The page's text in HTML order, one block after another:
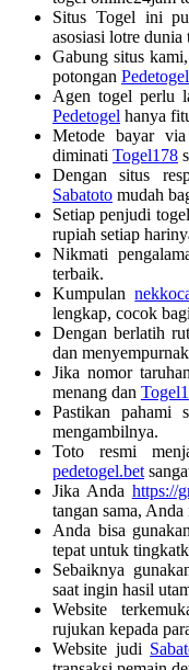
Situs Togel ini
asosiasi lotre dunia
Gabung situs
potongan Pedetogel
Agen togel perlu
Pedetogel hanya
Metode bayar
diminati Togel178
Dengan situs
Sabatoto mudah
Setiap penjudi
rupiah setiap
Nikmati
terbaik.
Kumpulan
lengkap, cocok
Dengan berlatih
dan
Jika nomor
menang dan
Pastikan pahami
mengambilnya.
Toto resmi
pedetogel.bet
Jika Anda https://
tangan sama,
Anda bisa gunakan
tepat untuk
Sebaiknya
saat ingin hasil
Website
rujukan kepada
Website judi